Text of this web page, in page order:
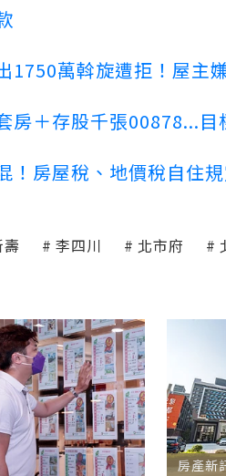
1750萬斡旋遭拒！屋主
房＋存股千張00878...
！房屋稅、地價稅自住
壽 李四川 北市府
房產新